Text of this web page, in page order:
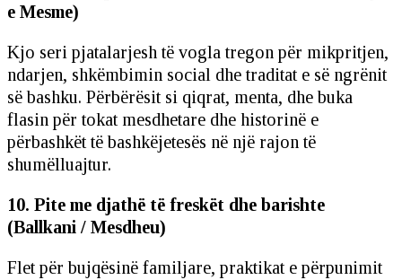
e Mesme)
Kjo seri pjatalarjesh të vogla tregon për mikpritjen,
ndarjen, shkëmbimin social dhe traditat e së ngrënit
së bashku. Përbërësit si qiqrat, menta, dhe buka
flasin për tokat mesdhetare dhe historinë e
përbashkët të bashkëjetesës në një rajon të
shumëlluajtur.
10. Pite me djathë të freskët dhe barishte
(Ballkani / Mesdheu)
Flet për bujqësinë familjare, praktikat e përpunimit